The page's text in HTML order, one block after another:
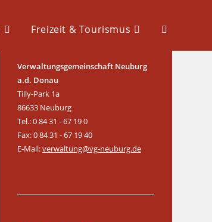
Freizeit & Tourismus
Verwaltungsgemeinschaft Neuburg
a.d. Donau
Tilly-Park 1a
86633 Neuburg
Tel.: 0 84 31 - 67 19 0
Fax: 0 84 31 - 67 19 40
E-Mail:verwaltung@vg-neuburg.de